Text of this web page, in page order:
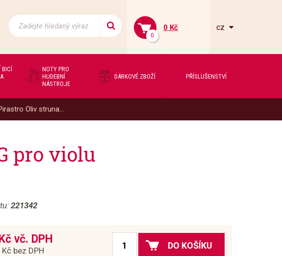
0
0 Kč cz
BICÍ
NOTY PRO
HUDEBNÍ
NÁSTROJE
DÁRKOVÉ ZBOŽÍ PŘÍSLUŠENSTVÍ
Oliv struna...
pro violu
221342
vč. DPH
bez DPH
DO KOŠÍKU